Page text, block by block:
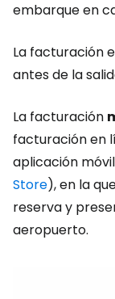
embarque en
La facturación
antes de la
La facturación
facturación en
aplicación
Store), en la
reserva y
aeropuerto.